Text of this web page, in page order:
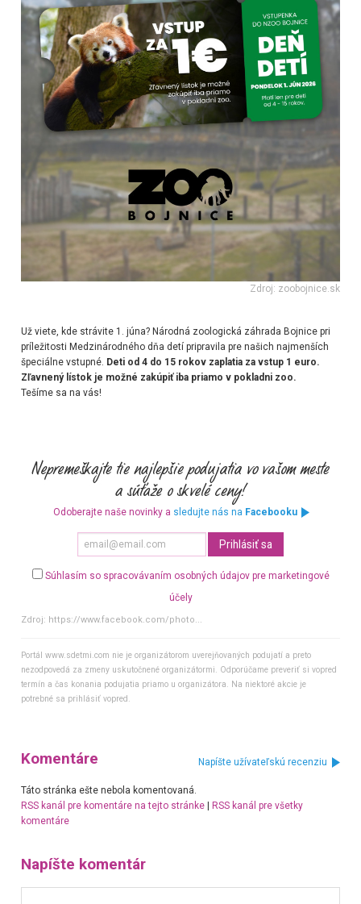
Zdroj: zoobojnice.sk
Už viete, kde strávite 1. júna? Národná zoologická záhrada Bojnice pri
príležitosti Medzinárodného dňa detí pripravila pre našich najmenších
špeciálne vstupné. Deti od 4 do 15 rokov zaplatia za vstup 1 euro.
Zľavnený lístok je možné zakúpiť iba priamo v pokladni zoo.
Tešíme sa na vás!
Odoberajte naše novinky a sledujte nás na Facebooku
Súhlasím so spracovávaním osobných údajov pre marketingové
účely
Zdroj: https://www.facebook.com/photo...
Portál www.sdetmi.com nie je organizátorom uverejňovaných podujatí a preto
nezodpovedá za zmeny uskutočnené organizátormi. Odporúčame preveriť si vopred
termín a čas konania podujatia priamo u organizátora. Na niektoré akcie je
potrebné sa prihlásiť vopred.
Komentáre Napíšte užívateľskú recenziu
Táto stránka ešte nebola komentovaná.
RSS kanál pre komentáre na tejto stránke| RSS kanál pre všetky
komentáre
Napíšte komentár